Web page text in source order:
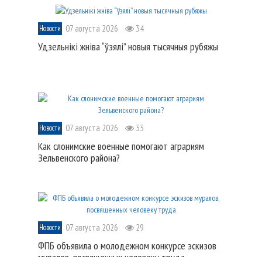
Новости 07 августа 2026 34
Удзельнікі жніва “ўзялі” новыя тысячныя рубяжы
Новости 07 августа 2026 33
Как слонимские военные помогают аграриям
Зельвенского района?
Новости 07 августа 2026 29
ФПБ объявила о молодежном конкурсе эскизов